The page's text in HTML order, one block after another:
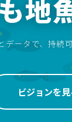
も地
データで、持続
ビジョンを見